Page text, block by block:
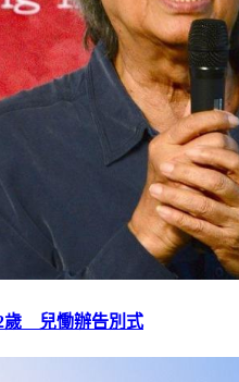
歲 兒慟辦告別式